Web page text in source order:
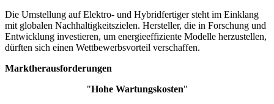
Die Umstellung auf Elektro- und Hybridfertiger steht im Einklang
mit globalen Nachhaltigkeitszielen. Hersteller, die in Forschung und
Entwicklung investieren, um energieeffiziente Modelle herzustellen,
dürften sich einen Wettbewerbsvorteil verschaffen.
Marktherausforderungen
"Hohe Wartungskosten"